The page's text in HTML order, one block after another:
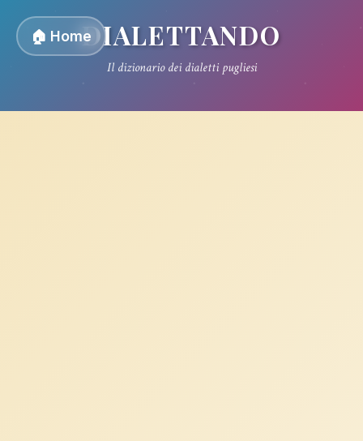
🏠 HomeDIALETTANDO
Il dizionario dei dialetti pugliesi